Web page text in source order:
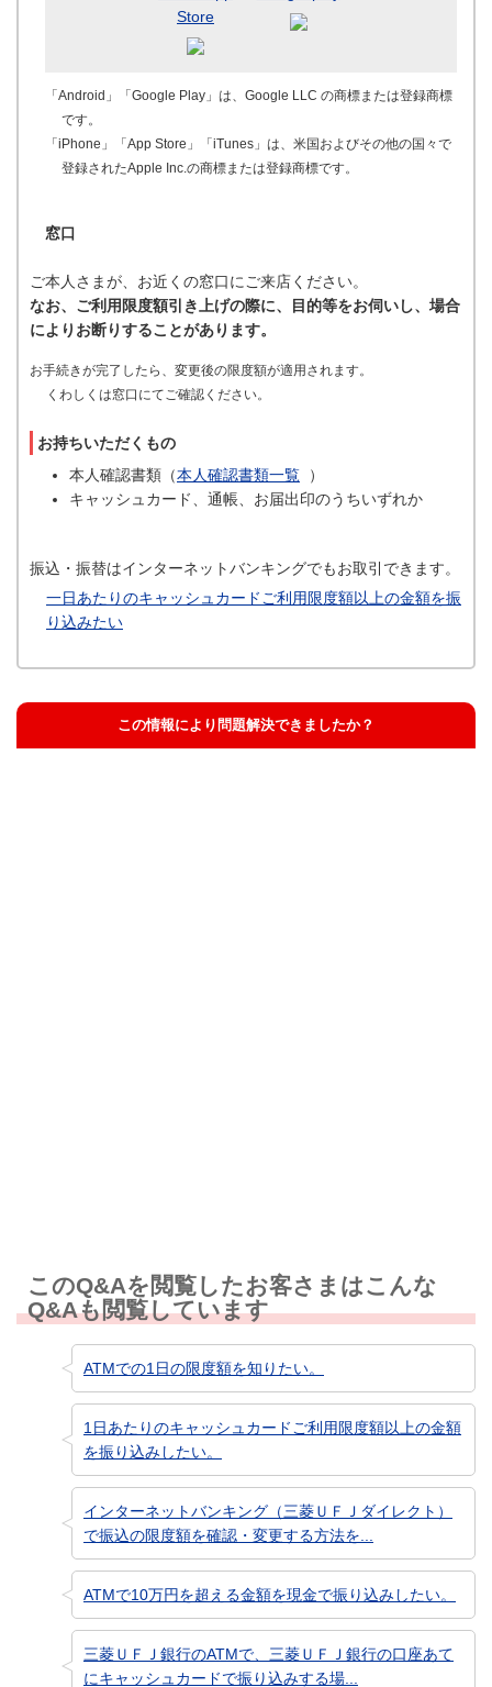
「Android」「Google Play」は、Google LLC の商標または登録商標
です。
「iPhone」「App Store」「iTunes」は、米国およびその他の国々で
登録されたApple Inc.の商標または登録商標です。
窓口
ご本人さまが、お近くの窓口にご来店ください。
なお、ご利用限度額引き上げの際に、目的等をお伺いし、場合
によりお断りすることがあります。
お手続きが完了したら、変更後の限度額が適用されます。
くわしくは窓口にてご確認ください。
お持ちいただくもの
本人確認書類（本人確認書類一覧
）
キャッシュカード、通帳、お届出印のうちいずれか
振込・振替はインターネットバンキングでもお取引できます。
一日あたりのキャッシュカードご利用限度額以上の金額を振
り込みたい
この情報により問題解決できましたか？
このQ&Aを閲覧したお客さまはこんな
Q&Aも閲覧しています
ATMでの1日の限度額を知りたい。
1日あたりのキャッシュカードご利用限度額以上の金額
を振り込みしたい。
インターネットバンキング（三菱ＵＦＪダイレクト）
で振込の限度額を確認・変更する方法を...
ATMで10万円を超える金額を現金で振り込みしたい。
三菱ＵＦＪ銀行のATMで、三菱ＵＦＪ銀行の口座あて
にキャッシュカードで振り込みする場...